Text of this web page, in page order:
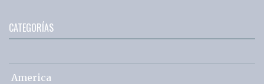
CATEGORÍAS
America